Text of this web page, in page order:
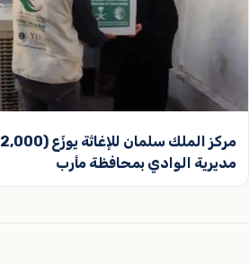
مديرية الوادي بمحافظة مأرب